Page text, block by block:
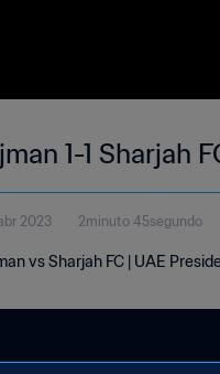
1-1 Sharjah
2023 2minuto 45segundo
vs Sharjah FC | UAE